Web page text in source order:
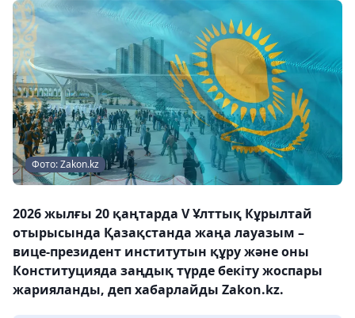
Фото: Zakon.kz
2026 жылғы 20 қаңтарда V Ұлттық Кұрылтай
отырысында Қазақстанда жаңа лауазым –
вице-президент институтын құру және оны
Конституцияда заңдық түрде бекіту жоспары
жарияланды, деп хабарлайды Zakon.kz.